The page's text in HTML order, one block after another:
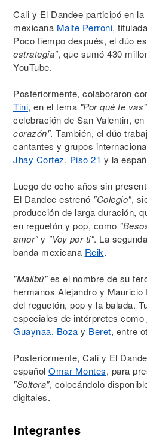
Cali y El Dandee participó en
mexicana Maite Perroni, titulada
Poco tiempo después, el dúo
estrategia", que sumó 430
YouTube.
Posteriormente, colaboraron
Tini, en el tema "Por qué te vas"
celebración de San Valentin,
corazón". También, el dúo
cantantes y grupos
Jhay Cortez, Piso 21 y la
Luego de ocho años sin
El Dandee estrenó "Colegio",
producción de larga duración,
en reguetón y pop, como
amor"y "Voy por ti". La
banda mexicana Reik.
"Malibú"es el nombre de su
hermanos Alejandro y
del reguetón, pop y la balada.
especiales de intérpretes como
Guaynaa, Boza y Beret, entre
Posteriormente, Cali y El
español Omar Montes, para
"Soltera", colocándolo
digitales.
Integrantes